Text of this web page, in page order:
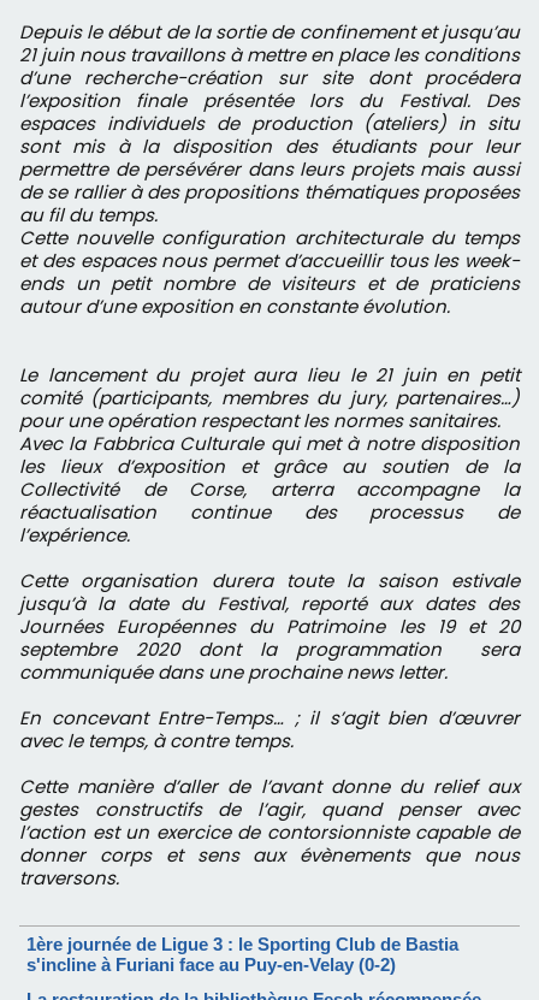
Depuis le début de la sortie de confinement et jusqu’au
21 juin nous travaillons à mettre en place les conditions
d’une recherche-création sur site dont procédera
l’exposition finale présentée lors du Festival. Des
espaces individuels de production (ateliers) in situ
sont mis à la disposition des étudiants pour leur
permettre de persévérer dans leurs projets mais aussi
de se rallier à des propositions thématiques proposées
au fil du temps.
Cette nouvelle configuration architecturale du temps
et des espaces nous permet d’accueillir tous les week-
ends un petit nombre de visiteurs et de praticiens
autour d’une exposition en constante évolution.
Le lancement du projet aura lieu le 21 juin en petit
comité (participants, membres du jury, partenaires…)
pour une opération respectant les normes sanitaires.
Avec la Fabbrica Culturale qui met à notre disposition
les lieux d’exposition et grâce au soutien de la
Collectivité de Corse, arterra accompagne la
réactualisation continue des processus de
l’expérience.
Cette organisation durera toute la saison estivale
jusqu’à la date du Festival, reporté aux dates des
Journées Européennes du Patrimoine les 19 et 20
septembre 2020 dont la programmation sera
communiquée dans une prochaine news letter.
En concevant Entre-Temps… ; il s’agit bien d’œuvrer
avec le temps, à contre temps.
Cette manière d’aller de l’avant donne du relief aux
gestes constructifs de l’agir, quand penser avec
l’action est un exercice de contorsionniste capable de
donner corps et sens aux évènements que nous
traversons.
1ère journée de Ligue 3 : le Sporting Club de Bastia
s'incline à Furiani face au Puy-en-Velay (0-2)